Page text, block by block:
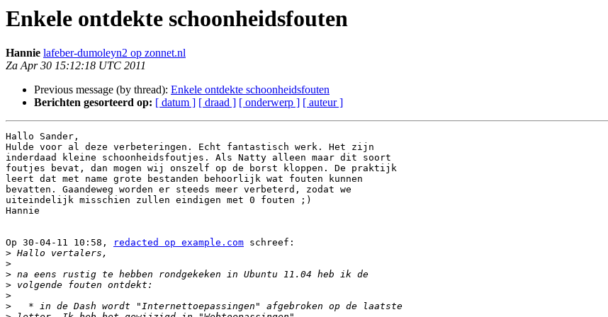
Enkele ontdekte schoonheidsfouten
Hannie lafeber-dumoleyn2 op zonnet.nl
Za Apr 30 15:12:18 UTC 2011
Previous message (by thread): Enkele ontdekte schoonheidsfouten
Berichten gesorteerd op: [ datum ] [ draad ] [ onderwerp ] [ auteur ]
Hallo Sander,
Hulde voor al deze verbeteringen. Echt fantastisch werk. Het zijn
inderdaad kleine schoonheidsfoutjes. Als Natty alleen maar dit soort
foutjes bevat, dan mogen wij onszelf op de borst kloppen. De praktijk
leert dat met name grote bestanden behoorlijk wat fouten kunnen
bevatten. Gaandeweg worden er steeds meer verbeterd, zodat we
uiteindelijk misschien zullen eindigen met 0 fouten ;)
Hannie
Op 30-04-11 10:58, redacted op example.com schreef:
>
>
>
>
>
>